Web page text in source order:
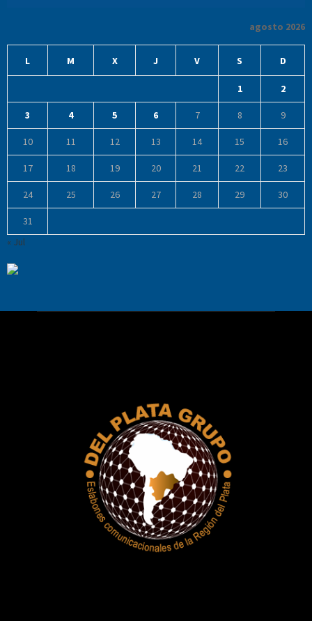
agosto 2026
L M X J V S D
1 2
3 4 5 6 7 8 9
10 11 12 13 14 15 16
17 18 19 20 21 22 23
24 25 26 27 28 29 30
31
« Jul